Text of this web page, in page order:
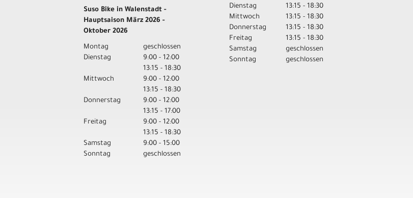
Suso Bike in Walenstadt -
Hauptsaison März 2026 -
Oktober 2026
Montag
geschlossen
Dienstag
9:00 - 12:00
13:15 - 18:30
Mittwoch
9:00 - 12:00
13:15 - 18:30
Donnerstag
9:00 - 12:00
13:15 - 17:00
Freitag
9:00 - 12:00
13:15 - 18:30
Samstag
9:00 - 15:00
Sonntag
geschlossen
Dienstag
13:15 - 18:30
Mittwoch
13:15 - 18:30
Donnerstag
13:15 - 18:30
Freitag
13:15 - 18:30
Samstag
geschlossen
Sonntag
geschlossen